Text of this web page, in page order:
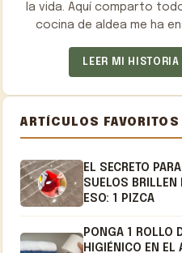
la vida. Aquí comparto
cocina de aldea me ha
LEER MI HISTORIA
ARTÍCULOS FAVORITOS
EL SECRETO
SUELOS BRILLEN
ESO: 1 PIZCA
PONGA 1 ROLLO
HIGIÉNICO EN EL